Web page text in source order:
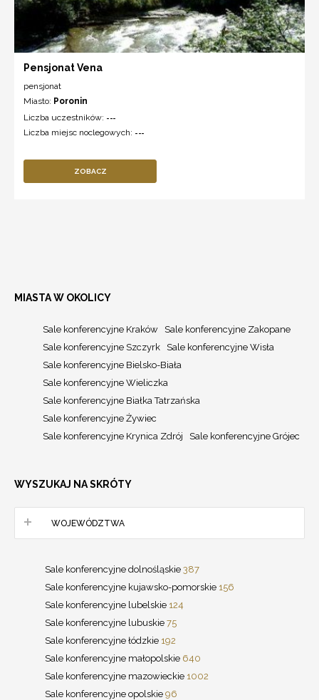
Pensjonat Vena
pensjonat
Miasto: Poronin
Liczba uczestników: ---
Liczba miejsc noclegowych: ---
ZOBACZ
MIASTA W OKOLICY
Sale konferencyjne Kraków
Sale konferencyjne Zakopane
Sale konferencyjne Szczyrk
Sale konferencyjne Wisła
Sale konferencyjne Bielsko-Biała
Sale konferencyjne Wieliczka
Sale konferencyjne Białka Tatrzańska
Sale konferencyjne Żywiec
Sale konferencyjne Krynica Zdrój
Sale konferencyjne Grójec
WYSZUKAJ NA SKRÓTY
WOJEWÓDZTWA
Sale konferencyjne dolnośląskie 387
Sale konferencyjne kujawsko-pomorskie 156
Sale konferencyjne lubelskie 124
Sale konferencyjne lubuskie 75
Sale konferencyjne łódzkie 192
Sale konferencyjne małopolskie 640
Sale konferencyjne mazowieckie 1002
Sale konferencyjne opolskie 96